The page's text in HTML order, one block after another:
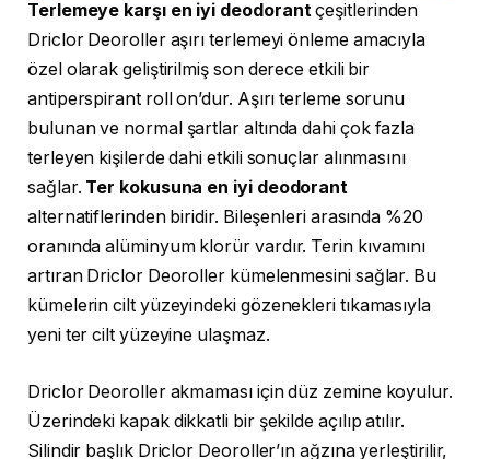
Terlemeye karşı en iyi deodorantçeşitlerinden
Driclor Deoroller aşırı terlemeyi önleme amacıyla
özel olarak geliştirilmiş son derece etkili bir
antiperspirant roll on’dur. Aşırı terleme sorunu
bulunan ve normal şartlar altında dahi çok fazla
terleyen kişilerde dahi etkili sonuçlar alınmasını
sağlar. Ter kokusuna en iyi deodorant
alternatiflerinden biridir. Bileşenleri arasında %20
oranında alüminyum klorür vardır. Terin kıvamını
artıran Driclor Deoroller kümelenmesini sağlar. Bu
kümelerin cilt yüzeyindeki gözenekleri tıkamasıyla
yeni ter cilt yüzeyine ulaşmaz.
Driclor Deoroller akmaması için düz zemine koyulur.
Üzerindeki kapak dikkatli bir şekilde açılıp atılır.
Silindir başlık Driclor Deoroller’ın ağzına yerleştirilir,